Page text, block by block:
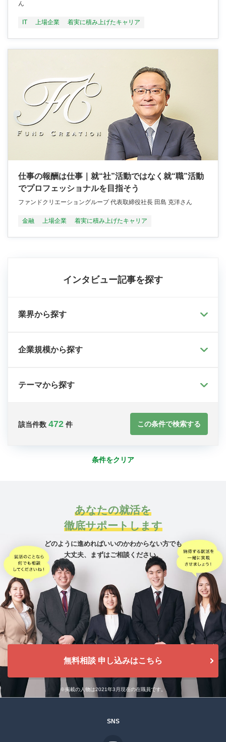
ん
IT 上場企業 着実に積み上げたキャリア
仕事の報酬は仕事｜就“社”活動ではなく就“職”活動
でプロフェッショナルを目指そう
ファンドクリエーショングループ 代表取締役社長 田島 克洋さん
金融 上場企業 着実に積み上げたキャリア
インタビュー記事を探す
業界から探す
企業規模から探す
テーマから探す
該当件数 472 件 この条件で検索する
条件をクリア
あなたの就活を
徹底サポートします
どのように進めればいいのかわからない方でも
大丈夫、
まずはご相談ください。
無料相談 申し込みはこちら
※掲載の人物は2021年3月現在の在職員です。
SNS